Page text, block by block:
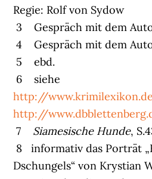
Regie: Rolf von Sydow
3 Gespräch mit dem
4 Gespräch mit dem
5 ebd.
6 siehe
http://
http://
7 Siamesische Hunde,
8 informativ das Porträt
Dschungels“ von Krystian